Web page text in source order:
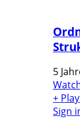
5
+
Sign